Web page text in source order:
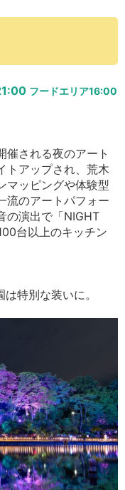
フードエリア16:00
催される夜のアート
トアップされ、荒木
マッピングや体験型
流のアートパフォー
の演出で「NIGHT
台以上のキッチン
特別な装いに。